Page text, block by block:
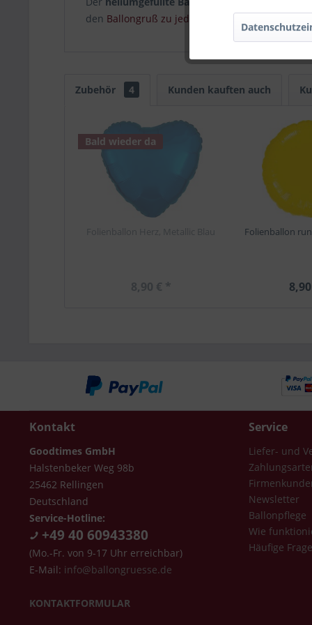
den Ballongruß zu jedem Anlass überreichen
Zubehör 4 Kunden kauften auch
Bald wieder da
Folienballon Herz, Metallic Blau
8,90 € *
Folienballon
Kontakt
Goodtimes GmbH
Halstenbeker Weg 98b
25462 Rellingen
Deutschland
Service-Hotline:
+49 40 60943380
(Mo.-Fr. von 9-17 Uhr erreichbar)
E-Mail: info@ballongruesse.de
KONTAKTFORMULAR
Service
Liefer- und
Newsletter
Ballonpflege
Wie
Häufige